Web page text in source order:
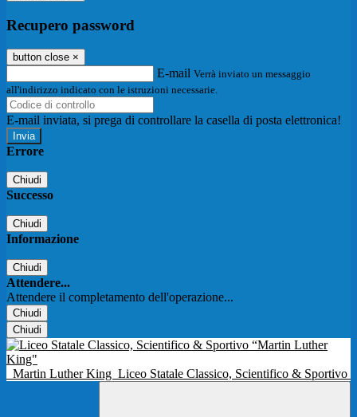
Recupero password
button close ×
E-mail Verrà inviato un messaggio
all'indirizzo indicato con le istruzioni necessarie.
E-mail inviata, si prega di controllare la casella di posta elettronica!
Errore
Chiudi
Successo
Chiudi
Informazione
Chiudi
Attendere...
Attendere il completamento dell'operazione...
Chiudi
Chiudi
Martin Luther King Liceo Statale Classico, Scientifico & Sportivo